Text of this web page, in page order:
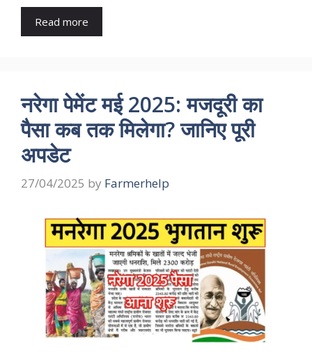
Read more
नरेगा पेमेंट मई 2025: मजदूरी का
पैसा कब तक मिलेगा? जानिए पूरी
अपडेट
27/04/2025 by Farmerhelp